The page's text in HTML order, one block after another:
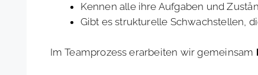
Kennen alle ihre Aufgaben und
Gibt es strukturelle Schwachstellen,
Im Teamprozess erarbeiten wir gemeinsam